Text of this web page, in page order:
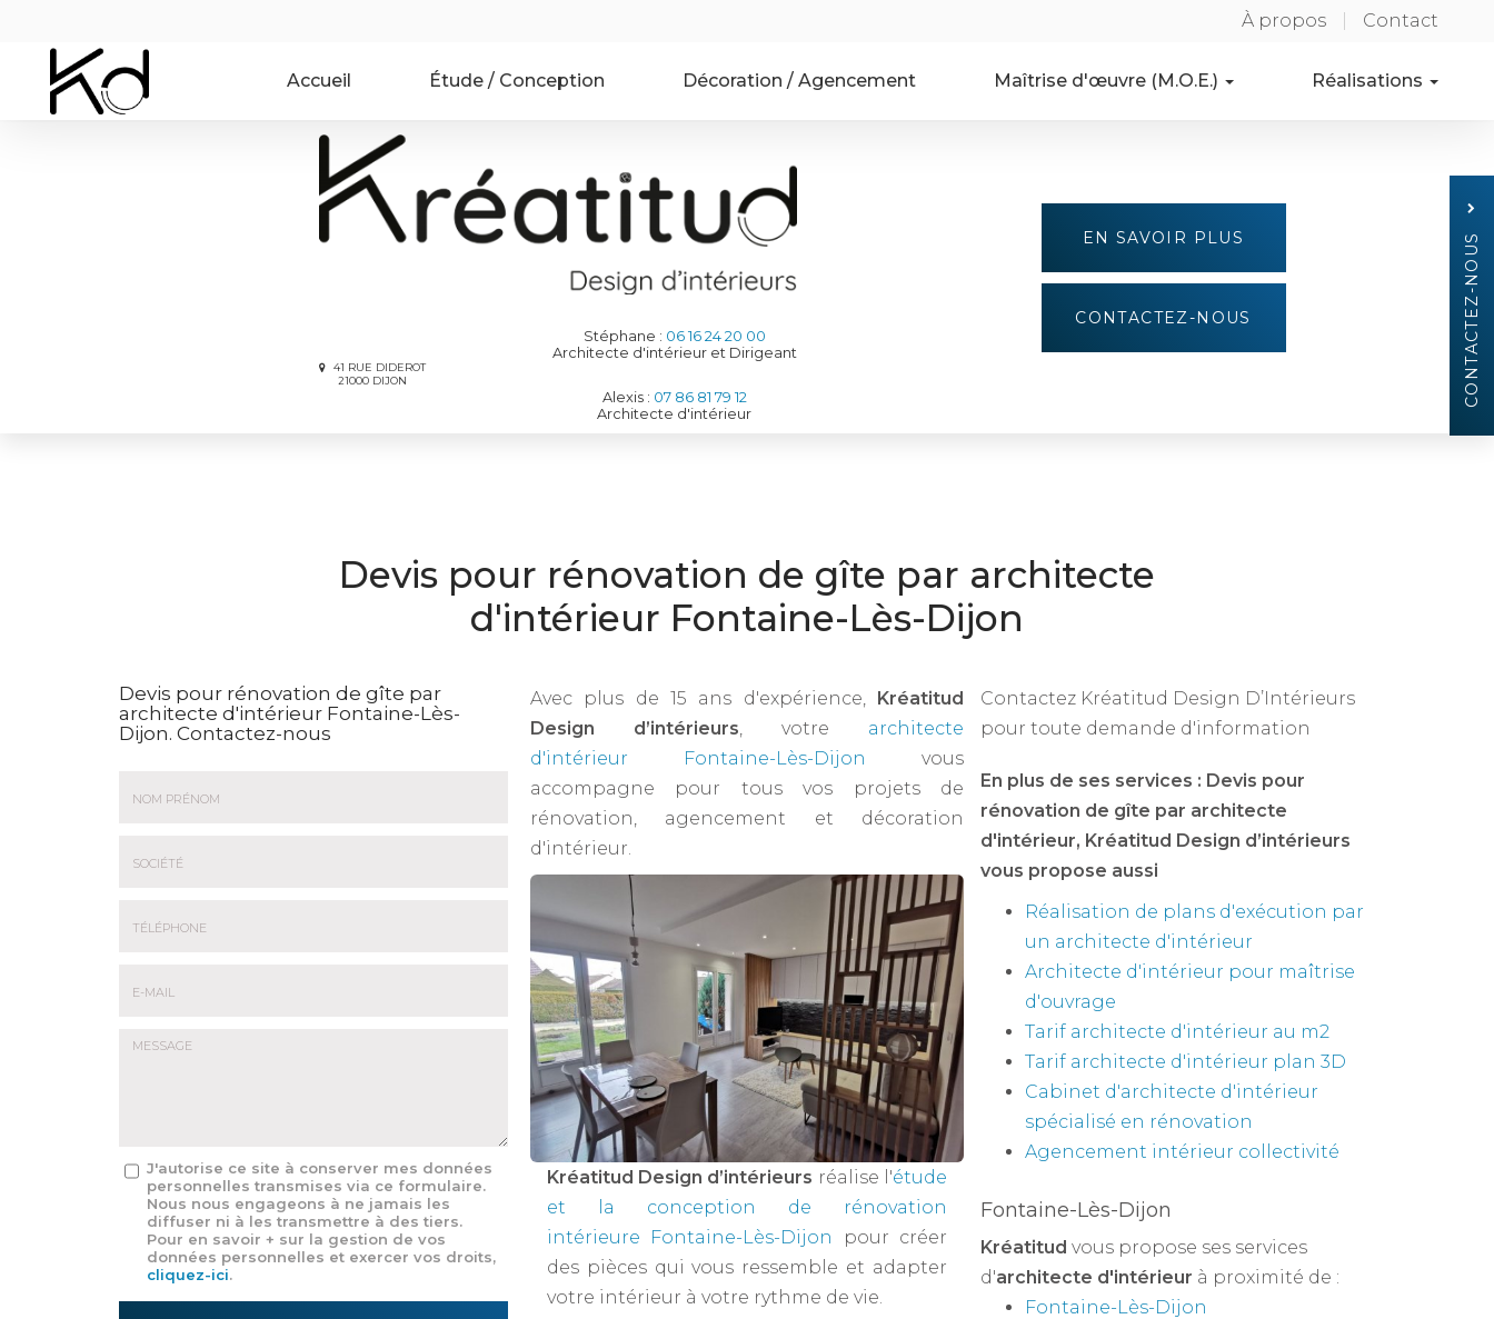
contenu
À propos Contact
Accueil Étude / Conception Décoration / Agencement Maîtrise d'œuvre (M.O.E.) Réalisations
41 RUE DIDEROT
21000 DIJON
Stéphane : 06 16 24 20 00
Architecte d'intérieur et Dirigeant
Alexis : 07 86 81 79 12
Architecte d'intérieur
EN SAVOIR PLUS
CONTACTEZ- NOUS
Devis pour rénovation de gîte par architecte
d'intérieur Fontaine-Lès-Dijon
Devis pour rénovation de gîte par
architecte d'intérieur Fontaine-Lès-
Dijon. Contactez-nous
Message
J'autorise ce site à conserver mes données
personnelles transmises via ce formulaire.
Nous nous engageons à ne jamais les
diffuser ni à les transmettre à des tiers.
Pour en savoir + sur la gestion de vos
données personnelles et exercer vos droits,
cliquez-ici.
Acceptation
Avec plus de 15 ans d'expérience, Kréatitud
Design d’intérieurs, votre architecte
d'intérieur Fontaine-Lès-Dijon
vous
accompagne pour tous vos projets de
rénovation, agencement et décoration
d'intérieur.
Kréatitud Design d’intérieurs réalise l'étude
et la conception de rénovation
intérieure Fontaine-Lès-Dijon
pour créer
des pièces qui vous ressemble et adapter
votre intérieur à votre rythme de vie.
Contactez Kréatitud Design D’Intérieurs
pour toute demande d'information
En plus de ses services : Devis pour
rénovation de gîte par architecte
d'intérieur, Kréatitud Design d’intérieurs
vous propose aussi
Réalisation de plans d'exécution par
un architecte d'intérieur
Architecte d'intérieur pour maîtrise
d'ouvrage
Tarif architecte d'intérieur au m2
Tarif architecte d'intérieur plan 3D
Cabinet d'architecte d'intérieur
spécialisé en rénovation
Agencement intérieur collectivité
Fontaine-Lès-Dijon
Kréatitud vous propose ses services
d'architecte d'intérieur à proximité de :
Fontaine-Lès-Dijon
CONTACTEZ-NOUS